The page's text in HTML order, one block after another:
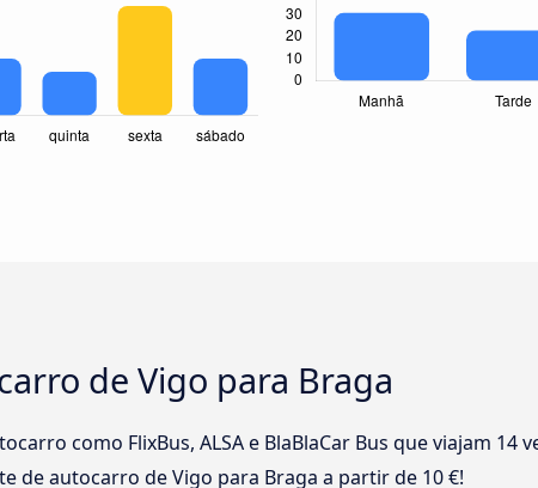
de Vigo para Braga
como FlixBus, ALSA e BlaBlaCar Bus que viajam 14
de autocarro de Vigo para Braga a partir de 10 €!